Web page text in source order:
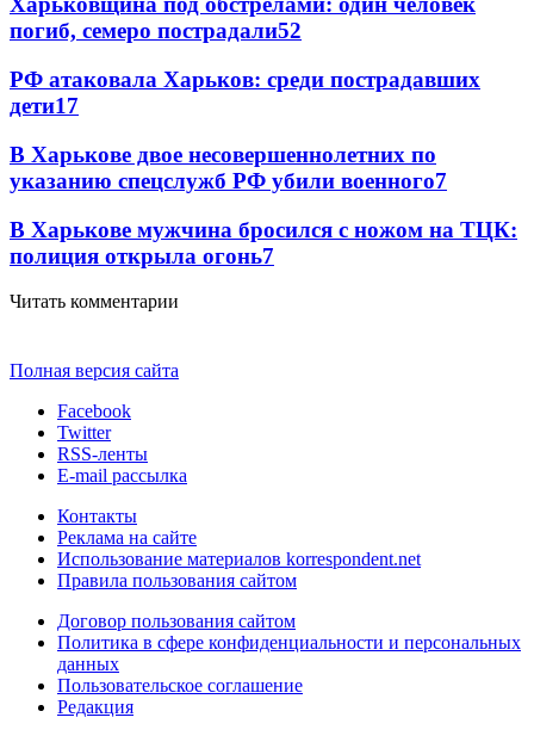
погиб, семеро пострадали52
РФ атаковала Харьков: среди пострадавших
дети17
В Харькове двое несовершеннолетних по
указанию спецслужб РФ убили военного7
В Харькове мужчина бросился с ножом на ТЦК:
полиция открыла огонь7
Читать комментарии
Полная версия сайта
Facebook
Twitter
RSS-ленты
E-mail рассылка
Контакты
Реклама на сайте
Использование материалов korrespondent.net
Правила пользования сайтом
Договор пользования сайтом
Политика в сфере конфиденциальности и персональных
данных
Пользовательское соглашение
Редакция